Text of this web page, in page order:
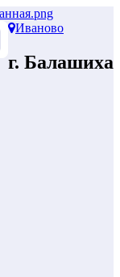
Иваново
г. Балашиха